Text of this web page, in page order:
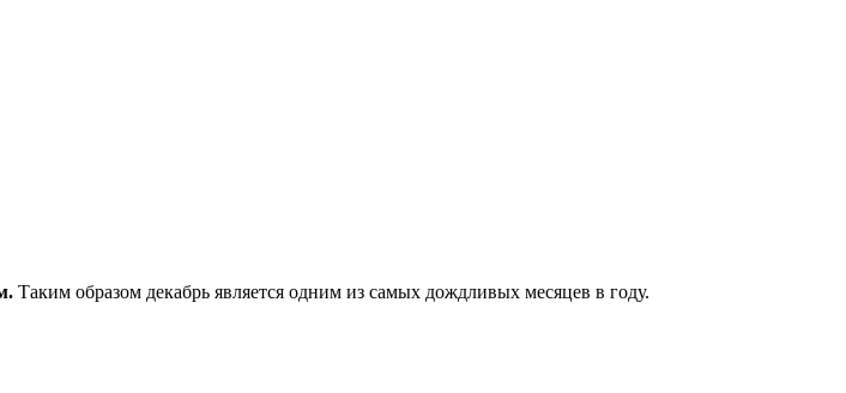
Таким образом декабрь является одним из самых дождливых месяцев в году.